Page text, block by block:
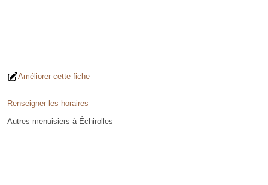
Améliorer cette fiche
Renseigner les horaires
Autres menuisiers à Échirolles